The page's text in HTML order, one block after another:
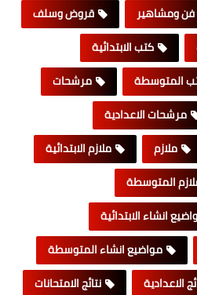
فن ومشاهير
قروض وسلف
كتب الابتدائية
المتوسطة
مرشحات
مرشحات الاعدادية
ملازم
ملازم الابتدائية
المتوسطة
انشاء الابتدائية
مواضيع انشاء المتوسطة
الاعدادية
نتائج الامتحانات